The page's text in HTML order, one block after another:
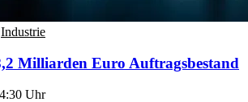
Industrie
Milliarden Euro Auftragsbestand
Uhr